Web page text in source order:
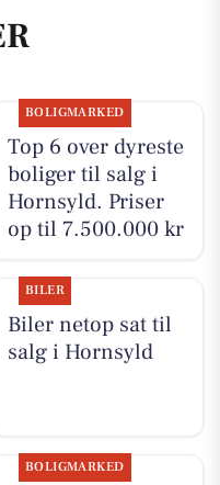
BOLIGMARKED
Top 6 over dyreste
boliger til salg i
Hornsyld. Priser
op til 7.500.000 kr
BILER
Biler netop sat til
salg i Hornsyld
BOLIGMARKED